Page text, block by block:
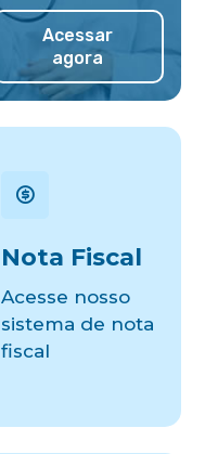
Acessar
agora
Nota Fiscal
Acesse nosso
sistema de nota
fiscal